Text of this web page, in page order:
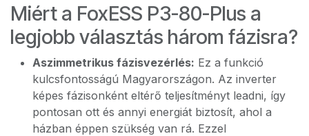
Miért a FoxESS P3-80-Plus a
legjobb választás három fázisra?
Aszimmetrikus fázisvezérlés: Ez a funkció
kulcsfontosságú Magyarországon. Az inverter
képes fázisonként eltérő teljesítményt leadni, így
pontosan ott és annyi energiát biztosít, ahol a
házban éppen szükség van rá. Ezzel